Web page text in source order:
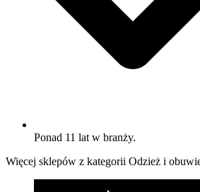
Ponad 11 lat w branży.
Więcej sklepów z kategorii Odzież i